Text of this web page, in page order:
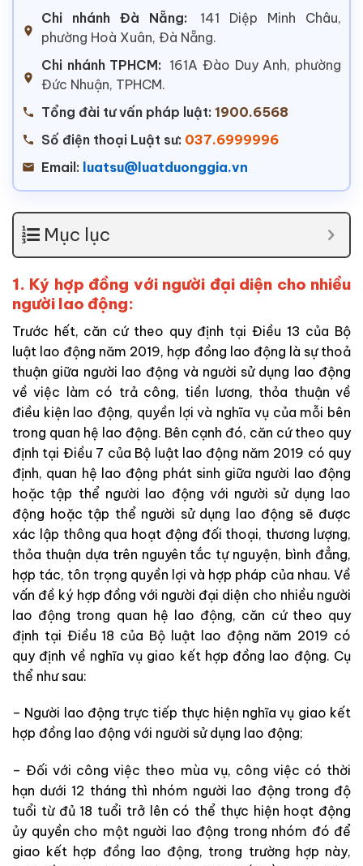
Chi nhánh Đà Nẵng:
141 Diệp Minh Châu,
phường Hoà Xuân, Đà Nẵng.
Chi nhánh TPHCM: 161A Đào Duy Anh, phường
Đức Nhuận, TPHCM.
Tổng đài tư vấn pháp luật: 1900.6568
Số điện thoại Luật sư: 037.6999996
Email: luatsu@luatduonggia.vn
Mục lục
1. Ký hợp đồng với người đại diện cho nhiều
người lao động:
Trước hết, căn cứ theo quy định tại Điều 13 của Bộ
luật lao động năm 2019, hợp đồng lao động là sự thoả
thuận giữa người lao động và người sử dụng lao động
về việc làm có trả công, tiền lương, thỏa thuận về
điều kiện lao động, quyền lợi và nghĩa vụ của mỗi bên
trong quan hệ lao động. Bên cạnh đó, căn cứ theo quy
định tại Điều 7 của Bộ luật lao động năm 2019 có quy
định, quan hệ lao động phát sinh giữa người lao động
hoặc tập thể người lao động với người sử dụng lao
động hoặc tập thể người sử dụng lao động sẽ được
xác lập thông qua hoạt động đối thoại, thương lượng,
thỏa thuận dựa trên nguyên tắc tự nguyện, bình đẳng,
hợp tác, tôn trọng quyền lợi và hợp pháp của nhau. Về
vấn đề ký hợp đồng với người đại diện cho nhiều người
lao động trong quan hệ lao động, căn cứ theo quy
định tại Điều 18 của Bộ luật lao động năm 2019 có
quy định về nghĩa vụ giao kết hợp đồng lao động. Cụ
thể như sau:
– Người lao động trực tiếp thực hiện nghĩa vụ giao kết
hợp đồng lao động với người sử dụng lao động;
– Đối với công việc theo mùa vụ, công việc có thời
hạn dưới 12 tháng thì nhóm người lao động trong độ
tuổi từ đủ 18 tuổi trở lên có thể thực hiện hoạt động
ủy quyền cho một người lao động trong nhóm đó để
giao kết hợp đồng lao động, trong trường hợp này,